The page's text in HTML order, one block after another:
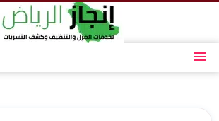
المحتوى
القائمة